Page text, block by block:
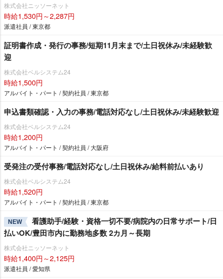
株式会社ニッソーネット
時給1,530円～2,287円
派遣社員 / 東京都
証明書作成・発行の事務/短期11月末まで/土日祝休み/未経験歓
迎
株式会社ベルシステム24
時給1,500円
アルバイト・パート / 契約社員 / 東京都
申込書類確認・入力の事務/電話対応なし/土日祝休み/未経験歓迎
株式会社ベルシステム24
時給1,200円
アルバイト・パート / 契約社員 / 大阪府
受発注の受付事務/電話対応なし/土日祝休み/給料前払いあり
株式会社ベルシステム24
時給1,520円
アルバイト・パート / 契約社員 / 東京都
NEW
看護助手/経験・資格一切不要/病院内の日常サポート/日
払いOK/豊田市内に勤務地多数 2カ月～長期
株式会社ニッソーネット
時給1,400円～2,125円
派遣社員 / 愛知県